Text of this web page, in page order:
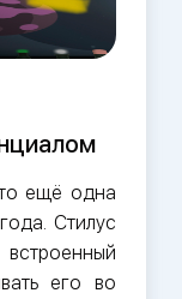
ещё одна
Стилус
его во